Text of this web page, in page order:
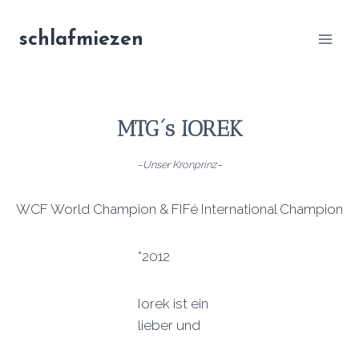
Inhaltschlafmiezen
MTG´s IOREK
–Unser Kronprinz–
WCF World Champion & FIFé International Champion
*2012
Iorek ist ein
lieber und